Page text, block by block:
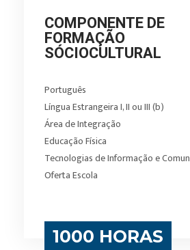
COMPONENTE DE
FORMAÇÃO
SÓCIOCULTURAL
Português
Língua Estrangeira I, II ou III (b)
Área de Integração
Educação Física
Tecnologias de Informação e
Oferta Escola
1000 HORAS